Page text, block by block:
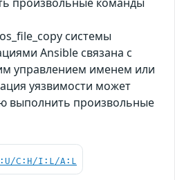
системы
Ansible связана с
управлением именем или
уязвимости может
выполнить произвольные
C:H/I:L/A:L